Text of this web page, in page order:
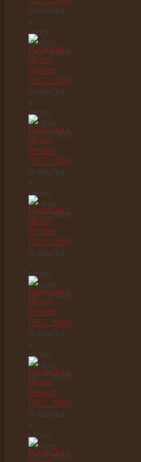
Rozlučka
s
otcem
Pavlem
(26.7.2009)
Rozlučka
s
otcem
Pavlem
(26.7.2009)
Rozlučka
s
otcem
Pavlem
(26.7.2009)
Rozlučka
s
otcem
Pavlem
(26.7.2009)
Rozlučka
s
otcem
Pavlem
(26.7.2009)
Rozlučka
s
otcem
Pavlem
(26.7.2009)